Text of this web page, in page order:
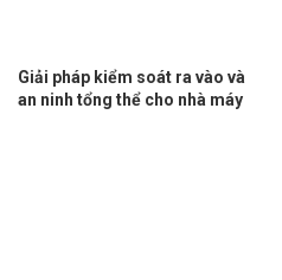
Giải pháp kiểm soát ra vào và
an ninh tổng thể cho nhà máy